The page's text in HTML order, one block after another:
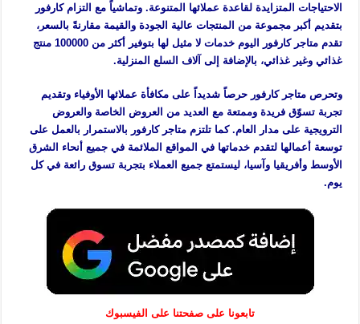
الاحتياجات المتزايدة لقاعدة عملائها المتنوعة. وتماشياً مع التزام كارفور
بتقديم أكبر مجموعة من المنتجات عالية الجودة والقيمة مقارنةً بالسعر،
تقدم متاجر كارفور اليوم خدمات لا مثيل لها بتوفير أكثر من 100000 منتج
غذائي وغير غذائي، بالإضافة إلى آلاف السلع المنزلية.
وتحرص متاجر كارفور حرصاً شديداً على مكافأة عملائها الأوفياء وتقديم
تجربة تسوّق فريدة وممتعة مع العديد من العروض الخاصة والعروض
الترويجية على مدار العام. كما تلتزم متاجر كارفور بالاستمرار بالعمل على
توسعة أعمالها لتقدم خدماتها في المواقع الملائمة في جميع أنحاء الشرق
الأوسط وأفريقيا وآسيا، ليستمتع جميع العملاء بتجربة تسوق رائعة في كل
يوم.
تابعونا على صفحتنا على الفيسبوك